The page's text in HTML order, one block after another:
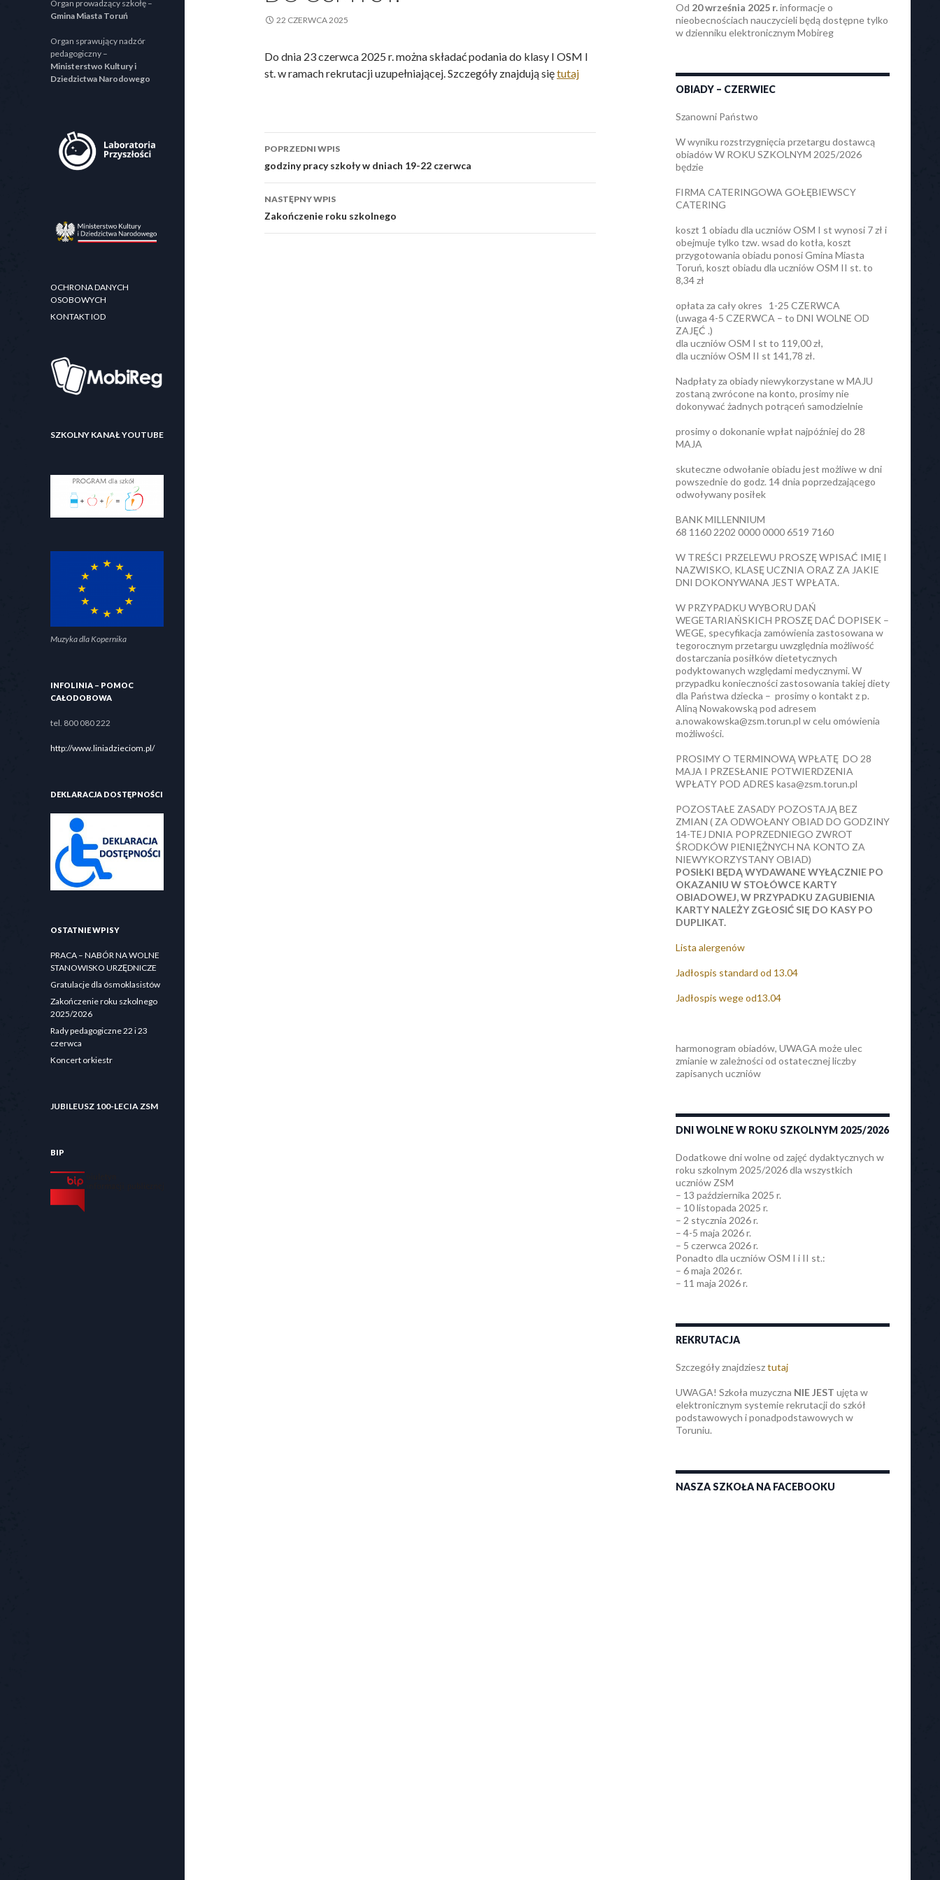
22 CZERWCA 2025
Do dnia 23 czerwca 2025 r. można składać podania do klasy I OSM I
st. w ramach rekrutacji uzupełniającej. Szczegóły znajdują siętutaj
Zobacz
wpisy
POPRZEDNI WPIS
godziny pracy szkoły w dniach 19-22 czerwca
NASTĘPNY WPIS
Zakończenie roku szkolnego
Od 20 września 2025 r.informacje o
nieobecnościach nauczycieli będą dostępne tylko
w dzienniku elektronicznym Mobireg
OBIADY – CZERWIEC
Szanowni Państwo
W wyniku rozstrzygnięcia przetargu dostawcą
obiadów W ROKU SZKOLNYM 2025/2026
będzie
FIRMA CATERINGOWA GOŁĘBIEWSCY
CATERING
koszt 1 obiadu dla uczniów OSM I st wynosi 7 zł i
obejmuje tylko tzw. wsad do kotła, koszt
przygotowania obiadu ponosi Gmina Miasta
Toruń, koszt obiadu dla uczniów OSM II st. to
8,34 zł
opłata za cały okres 1-25 CZERWCA
(uwaga 4-5 CZERWCA – to DNI WOLNE OD
ZAJĘĆ .)
dla uczniów OSM I st to 119,00 zł,
dla uczniów OSM II st 141,78 zł.
Nadpłaty za obiady niewykorzystane w MAJU
zostaną zwrócone na konto, prosimy nie
dokonywać żadnych potrąceń samodzielnie
prosimy o dokonanie wpłat najpóźniej do 28
MAJA
skuteczne odwołanie obiadu jest możliwe w dni
powszednie do godz. 14 dnia poprzedzającego
odwoływany posiłek
BANK MILLENNIUM
68 1160 2202 0000 0000 6519 7160
W TREŚCI PRZELEWU PROSZĘ WPISAĆ IMIĘ I
NAZWISKO, KLASĘ UCZNIA ORAZ ZA JAKIE
DNI DOKONYWANA JEST WPŁATA.
W PRZYPADKU WYBORU DAŃ
WEGETARIAŃSKICH PROSZĘ DAĆ DOPISEK –
WEGE, specyfikacja zamówienia zastosowana w
tegorocznym przetargu uwzględnia możliwość
dostarczania posiłków dietetycznych
podyktowanych względami medycznymi. W
przypadku konieczności zastosowania takiej diety
dla Państwa dziecka – prosimy o kontakt z p.
Aliną Nowakowską pod adresem
a.nowakowska@zsm.torun.pl w celu omówienia
możliwości.
PROSIMY O TERMINOWĄ WPŁATĘ DO 28
MAJA I PRZESŁANIE POTWIERDZENIA
WPŁATY POD ADRES kasa@zsm.torun.pl
POZOSTAŁE ZASADY POZOSTAJĄ BEZ
ZMIAN ( ZA ODWOŁANY OBIAD DO GODZINY
14-TEJ DNIA POPRZEDNIEGO ZWROT
ŚRODKÓW PIENIĘŻNYCH NA KONTO ZA
NIEWYKORZYSTANY OBIAD)
POSIŁKI BĘDĄ WYDAWANE WYŁĄCZNIE PO
OKAZANIU W STOŁÓWCE KARTY
OBIADOWEJ, W PRZYPADKU ZAGUBIENIA
KARTY NALEŻY ZGŁOSIĆ SIĘ DO KASY PO
DUPLIKAT.
Lista alergenów
Jadłospis standard od 13.04
Jadłospis wege od13.04
harmonogram obiadów, UWAGA może ulec
zmianie w zależności od ostatecznej liczby
zapisanych uczniów
DNI WOLNE W ROKU SZKOLNYM 2025/2026
Dodatkowe dni wolne od zajęć dydaktycznych w
roku szkolnym 2025/2026 dla wszystkich
uczniów ZSM
– 13 października 2025 r.
– 10 listopada 2025 r.
– 2 stycznia 2026 r.
– 4-5 maja 2026 r.
– 5 czerwca 2026 r.
Ponadto dla uczniów OSM I i II st.:
– 6 maja 2026 r.
– 11 maja 2026 r.
REKRUTACJA
Szczegóły znajdziesztutaj
UWAGA! Szkoła muzyczna NIE JEST ujęta w
elektronicznym systemie rekrutacji do szkół
podstawowych i ponadpodstawowych w
Toruniu.
NASZA SZKOŁA NA FACEBOOKU
Organ prowadzący szkołę –
Gmina Miasta Toruń
Organ sprawujący nadzór
pedagogiczny –
Ministerstwo Kultury i
Dziedzictwa Narodowego
OCHRONA DANYCH
OSOBOWYCH
KONTAKT IOD
SZKOLNY KANAŁ YOUTUBE
Muzyka dla Kopernika
INFOLINIA – POMOC
CAŁODOBOWA
tel. 800 080 222
http://www.liniadzieciom.pl/
DEKLARACJA DOSTĘPNOŚCI
OSTATNIE WPISY
PRACA – NABÓR NA WOLNE
STANOWISKO URZĘDNICZE
Gratulacje dla ósmoklasistów
Zakończenie roku szkolnego
2025/2026
Rady pedagogiczne 22 i 23
czerwca
Koncert orkiestr
JUBILEUSZ 100-LECIA ZSM
BIP